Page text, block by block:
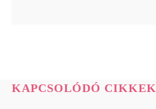
KAPCSOLÓDÓ CIKKEK